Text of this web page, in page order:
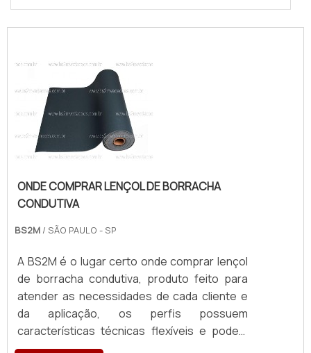
ONDE COMPRAR LENÇOL DE BORRACHA
CONDUTIVA
BS2M / SÃO PAULO - SP
A BS2M é o lugar certo onde comprar lençol
de borracha condutiva, produto feito para
atender as necessidades de cada cliente e
da aplicação, os perfis possuem
características técnicas flexíveis e podem
ser desenvolvidos de forma